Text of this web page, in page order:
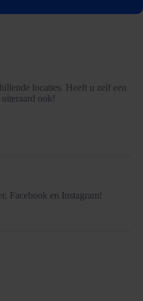
locaties. Heeft u zelf een
ook!
Facebook en Instagram!